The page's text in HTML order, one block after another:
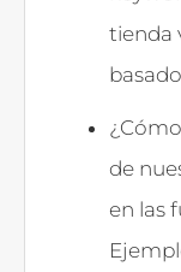
tienda
de
en las